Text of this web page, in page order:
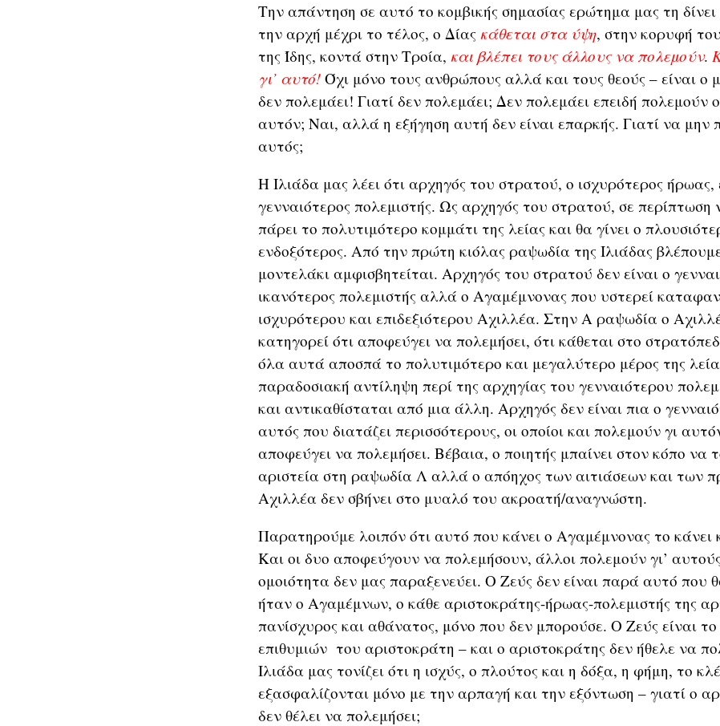
Την απάντηση σε αυτό το κομβικής σημασίας ερώτημα μας τη
την αρχή μέχρι το τέλος, ο Δίας κάθεται στα ύψη, στην κορυφή
της Ίδης, κοντά στην Τροία, και βλέπει τους άλλους να πολεμούν.
γι’ αυτό! Όχι μόνο τους ανθρώπους αλλά και τους θεούς – είναι ο
δεν πολεμάει! Γιατί δεν πολεμάει; Δεν πολεμάει επειδή πολεμούν
αυτόν; Ναι, αλλά η εξήγηση αυτή δεν είναι επαρκής. Γιατί να μην
αυτός;
Η Ιλιάδα μας λέει ότι αρχηγός του στρατού, ο ισχυρότερος ήρωας,
γενναιότερος πολεμιστής. Ως αρχηγός του στρατού, σε περίπτωση
πάρει το πολυτιμότερο κομμάτι της λείας και θα γίνει ο
ενδοξότερος. Από την πρώτη κιόλας ραψωδία της Ιλιάδας
μοντελάκι αμφισβητείται. Αρχηγός του στρατού δεν είναι ο
ικανότερος πολεμιστής αλλά ο Αγαμέμνονας που υστερεί
ισχυρότερου και επιδεξιότερου Αχιλλέα. Στην Α ραψωδία ο
κατηγορεί ότι αποφεύγει να πολεμήσει, ότι κάθεται στο
όλα αυτά αποσπά το πολυτιμότερο και μεγαλύτερο μέρος της
παραδοσιακή αντίληψη περί της αρχηγίας του γενναιότερου
και αντικαθίσταται από μια άλλη. Αρχηγός δεν είναι πια ο
αυτός που διατάζει περισσότερους, οι οποίοι και πολεμούν γι
αποφεύγει να πολεμήσει. Βέβαια, ο ποιητής μπαίνει στον κόπο να
αριστεία στη ραψωδία Λ αλλά ο απόηχος των αιτιάσεων και των
Αχιλλέα δεν σβήνει στο μυαλό του ακροατή/αναγνώστη.
Παρατηρούμε λοιπόν ότι αυτό που κάνει ο Αγαμέμνονας το κάνει
Και οι δυο αποφεύγουν να πολεμήσουν, άλλοι πολεμούν γι’
ομοιότητα δεν μας παραξενεύει. Ο Ζεύς δεν είναι παρά αυτό που
ήταν ο Αγαμέμνων, ο κάθε αριστοκράτης-ήρωας-πολεμιστής της
πανίσχυρος και αθάνατος, μόνο που δεν μπορούσε. Ο Ζεύς είναι
επιθυμιών του αριστοκράτη – και ο αριστοκράτης δεν ήθελε να
Ιλιάδα μας τονίζει ότι η ισχύς, ο πλούτος και η δόξα, η φήμη, το
εξασφαλίζονται μόνο με την αρπαγή και την εξόντωση – γιατί ο
δεν θέλει να πολεμήσει;